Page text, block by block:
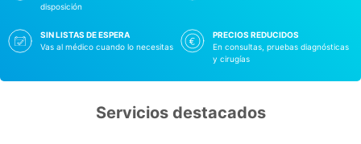
disposición
SIN LISTAS DE ESPERA
Vas al médico cuando lo necesitas
PRECIOS REDUCIDOS
En consultas, pruebas diagnósticas
y cirugías
Servicios destacados